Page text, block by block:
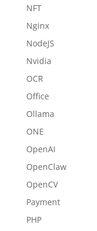
NFT
Nginx
NodeJS
Nvidia
OCR
Office
Ollama
ONE
OpenAI
OpenClaw
OpenCV
Payment
PHP